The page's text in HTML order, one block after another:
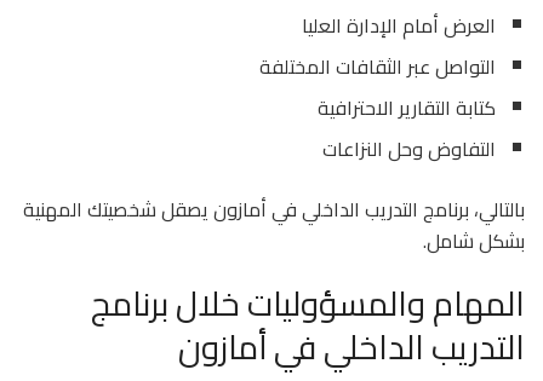
العرض أمام الإدارة العليا
التواصل عبر الثقافات المختلفة
كتابة التقارير الاحترافية
التفاوض وحل النزاعات
بالتالي، برنامج التدريب الداخلي في أمازون يصقل شخصيتك المهنية
بشكل شامل.
المهام والمسؤوليات خلال برنامج
التدريب الداخلي في أمازون